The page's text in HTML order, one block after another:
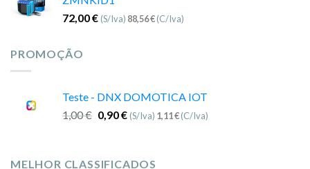
72,00€ (S/Iva) 88,56€(C/Iva)
PROMOÇÃO
Teste - DNX DOMOTICA IOT
1,00€ 0,90€ (S/Iva) 1,11€(C/Iva)
MELHOR CLASSIFICADOS